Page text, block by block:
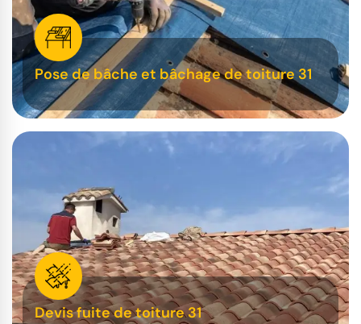
Pose de bâche et bâchage de toiture 31
Devis fuite de toiture 31